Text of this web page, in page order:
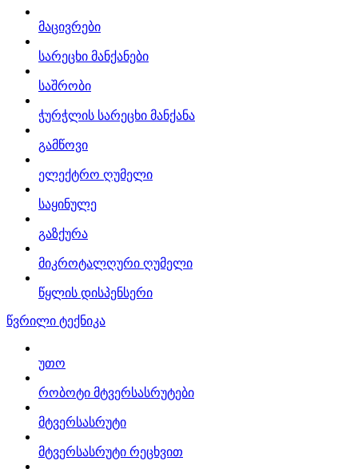
მაცივრები
სარეცხი მანქანები
საშრობი
ჭურჭლის სარეცხი მანქანა
გამწოვი
ელექტრო ღუმელი
საყინულე
გაზქურა
მიკროტალღური ღუმელი
წყლის დისპენსერი
წვრილი ტექნიკა
უთო
რობოტი მტვერსასრუტები
მტვერსასრუტი
მტვერსასრუტი რეცხვით